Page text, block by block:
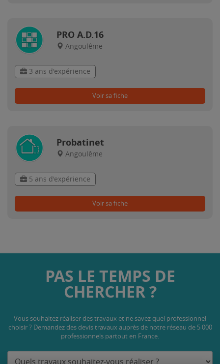
PRO A.D.16
Angoulême
3 ans d'expérience
Voir sa fiche
Probatinet
Angoulême
5 ans d'expérience
Voir sa fiche
PAS LE TEMPS DE
CHERCHER ?
Vous souhaitez réaliser des travaux et ne savez quel professionnel
choisir ? Demandez des devis travaux auprès de notre réseau de 5 000
professionnels partout en France.